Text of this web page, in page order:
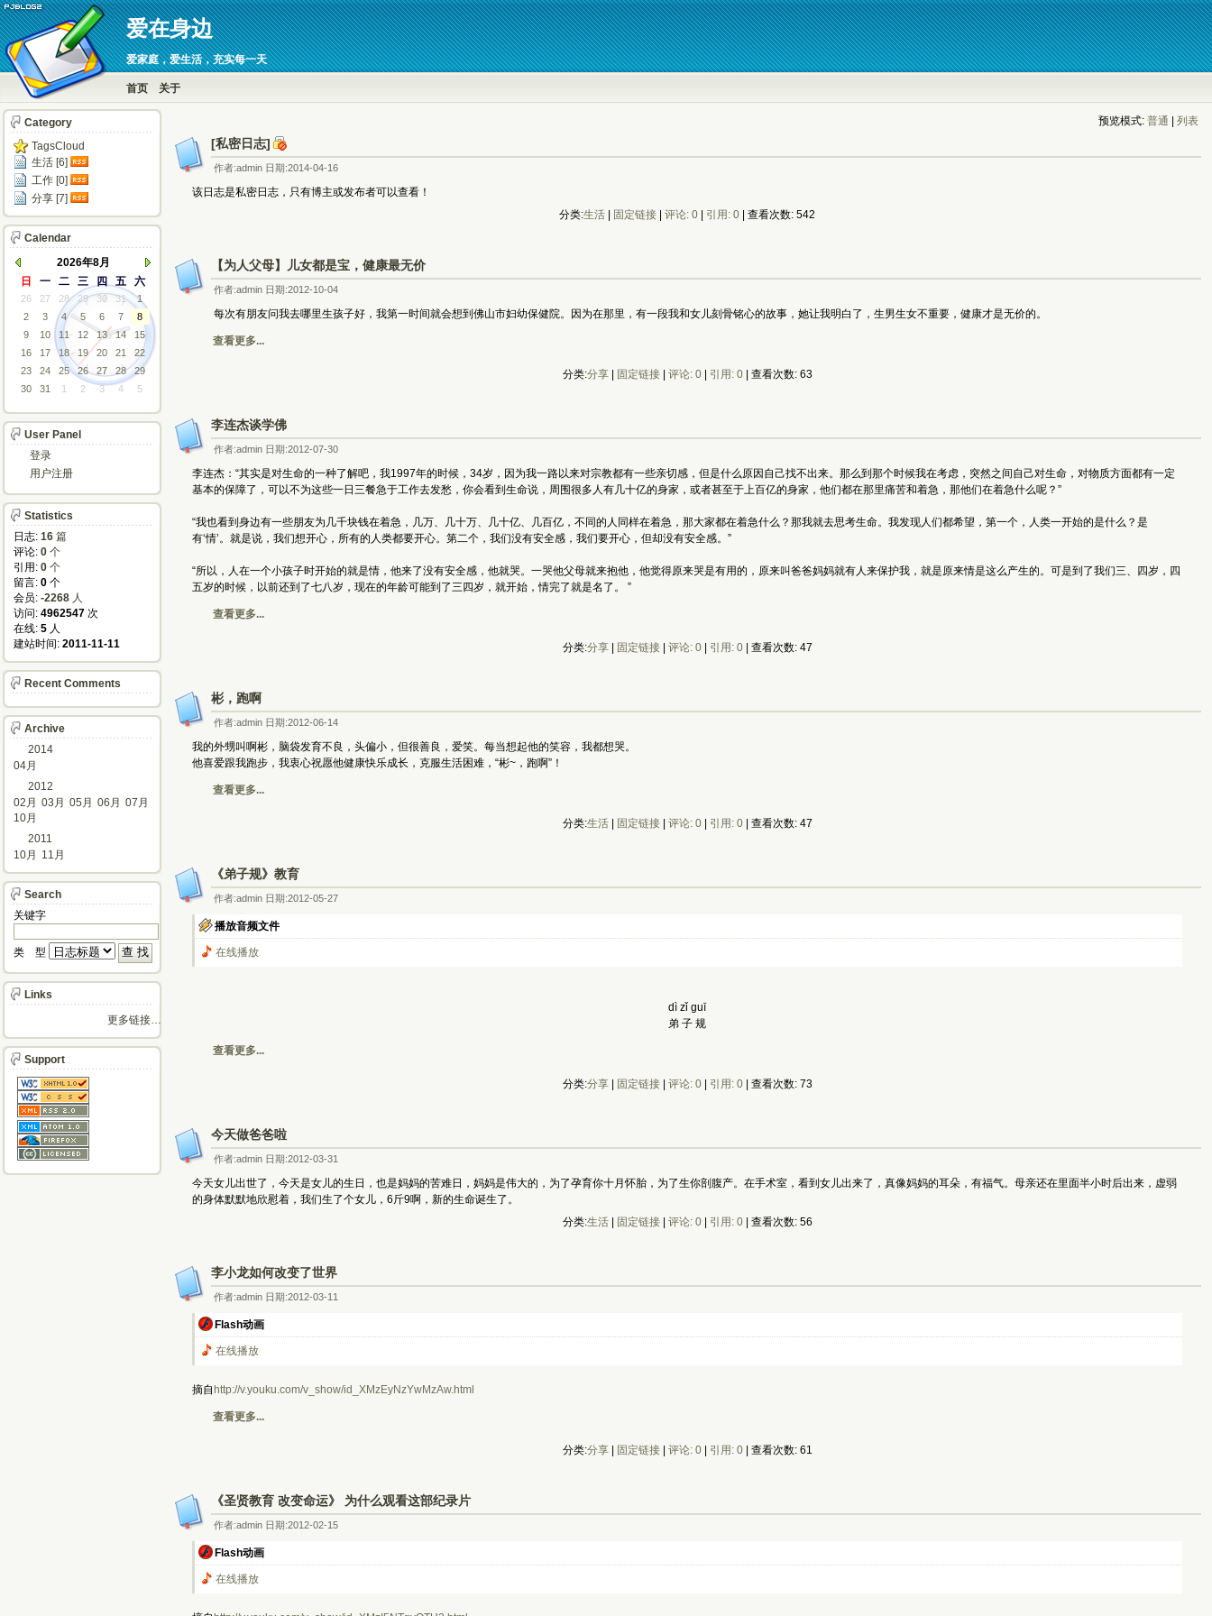
爱在身边
爱家庭，爱生活，充实每一天
首页 关于
预览模式: 普通 列表
[私密日志]
作者:admin 日期:2014-04-16
该日志是私密日志，只有博主或发布者可以查看！
分类:生活 固定链接 评论: 0 引用: 0 | 查看次数: 542
【为人父母】儿女都是宝，健康最无价
作者:admin 日期:2012-10-04
每次有朋友问我去哪里生孩子好，我第一时间就会想到佛山市妇幼保健院。因为在那里，有一段我和女儿刻骨铭心的故事，她让我明白了，生男生女不重要，健康才是无价的。
查看更多...
分类:分享| 固定链接| 评论: 0| 引用: 0| 查看次数: 63
李连杰谈学佛
作者:admin 日期:2012-07-30
李连杰：“其实是对生命的一种了解吧，我1997年的时候，34岁，因为我一路以来对宗教都有一些亲切感，但是什么原因自己找不出来。那么到那个时候我在考虑，突然之间自己对生命，对物质方面都有一定
基本的保障了，可以不为这些一日三餐急于工作去发愁，你会看到生命说，周围很多人有几十亿的身家，或者甚至于上百亿的身家，他们都在那里痛苦和着急，那他们在着急什么呢？”
“我也看到身边有一些朋友为几千块钱在着急，几万、几十万、几十亿、几百亿，不同的人同样在着急，那大家都在着急什么？那我就去思考生命。我发现人们都希望，第一个，人类一开始的是什么？是
有‘情’。就是说，我们想开心，所有的人类都要开心。第二个，我们没有安全感，我们要开心，但却没有安全感。”
“所以，人在一个小孩子时开始的就是情，他来了没有安全感，他就哭。一哭他父母就来抱他，他觉得原来哭是有用的，原来叫爸爸妈妈就有人来保护我，就是原来情是这么产生的。可是到了我们三、四岁，四
五岁的时候，以前还到了七八岁，现在的年龄可能到了三四岁，就开始，情完了就是名了。 ”
查看更多...
分类:分享| 固定链接| 评论: 0| 引用: 0| 查看次数: 47
彬，跑啊
作者:admin 日期:2012-06-14
我的外甥叫啊彬，脑袋发育不良，头偏小，但很善良，爱笑。每当想起他的笑容，我都想哭。
他喜爱跟我跑步，我衷心祝愿他健康快乐成长，克服生活困难，“彬~，跑啊”！
查看更多...
分类:生活| 固定链接| 评论: 0| 引用: 0| 查看次数: 47
《弟子规》教育
作者:admin 日期:2012-05-27
播放音频文件
在线播放
dì zǐ guī
弟 子 规
查看更多...
分类:分享| 固定链接| 评论: 0| 引用: 0| 查看次数: 73
今天做爸爸啦
作者:admin 日期:2012-03-31
今天女儿出世了，今天是女儿的生日，也是妈妈的苦难日，妈妈是伟大的，为了孕育你十月怀胎，为了生你剖腹产。在手术室，看到女儿出来了，真像妈妈的耳朵，有福气。母亲还在里面半小时后出来，虚弱
的身体默默地欣慰着，我们生了个女儿，6斤9啊，新的生命诞生了。
分类:生活| 固定链接| 评论: 0| 引用: 0| 查看次数: 56
李小龙如何改变了世界
作者:admin 日期:2012-03-11
Flash动画
在线播放
摘自 http://v.youku.com/v_show/id_XMzEyNzYwMzAw.html
查看更多...
分类:分享| 固定链接| 评论: 0| 引用: 0| 查看次数: 61
《圣贤教育 改变命运》 为什么观看这部纪录片
作者:admin 日期:2012-02-15
Flash动画
在线播放
Category
TagsCloud
生活 [6]
工作 [0]
分享 [7]
Calendar
2026年8月
日
一 二 三 四 五 六
26 27 28 29 30 31
1
2
3 4 5 6 7
8
9
10 11 12 13 14
15
16
17 18 19 20 21
22
23
24 25 26 27 28
29
30
31 1 2 3 4 5
User Panel
登录
用户注册
Statistics
日志: 16 篇
评论: 0 个
引用: 0 个
留言: 0 个
会员: -2268 人
访问: 4962547 次
在线: 5 人
建站时间: 2011-11-11
Recent Comments
Archive
2014
04月
2012
02月 03月 05月 06月 07月
10月
2011
10月
11月
Search
关键字
类 型
Links
更多链接…
Support